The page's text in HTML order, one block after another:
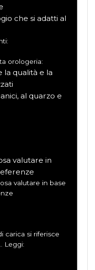
che si adatti al
orologeria:
la qualità e la
al quarzo e
valutare in
valutare in base
carica si riferisce
Leggi: